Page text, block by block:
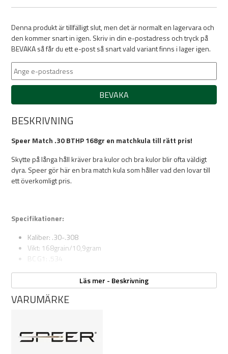
Denna produkt är tillfälligt slut, men det är normalt en lagervara och
den kommer snart in igen. Skriv in din e-postadress och tryck på
BEVAKA så får du ett e-post så snart vald variant finns i lager igen.
BEVAKA
BESKRIVNING
Speer Match .30 BTHP 168gr en matchkula till rätt pris!
Skytte på långa håll kräver bra kulor och bra kulor blir ofta väldigt
dyra. Speer gör här en bra match kula som håller vad den lovar till
ett överkomligt pris.
Specifikationer:
Kaliber: .30-.308
Vikt: 168grain/10,9gram
BC G1: .534
Läs mer - Beskrivning
VARUMÄRKE